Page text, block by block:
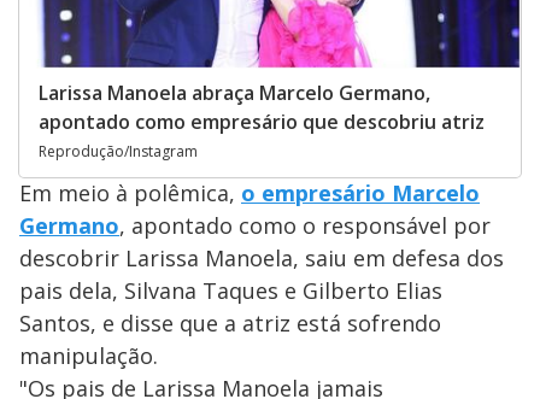
Larissa Manoela abraça Marcelo Germano,
apontado como empresário que descobriu atriz
Reprodução/Instagram
Em meio à polêmica, o empresário Marcelo
Germano, apontado como o responsável por
descobrir Larissa Manoela, saiu em defesa dos
pais dela, Silvana Taques e Gilberto Elias
Santos, e disse que a atriz está sofrendo
manipulação.
"Os pais de Larissa Manoela jamais